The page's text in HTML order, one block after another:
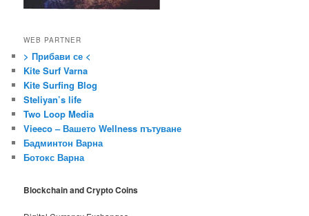
WEB PARTNER
> Прибави се <
Kite Surf Varna
Kite Surfing Blog
Steliyan’s life
Two Loop Media
Vieeco – Вашето Wellness пътуване
Бадминтон Варна
Ботокс Варна
Blockchain and Crypto Coins